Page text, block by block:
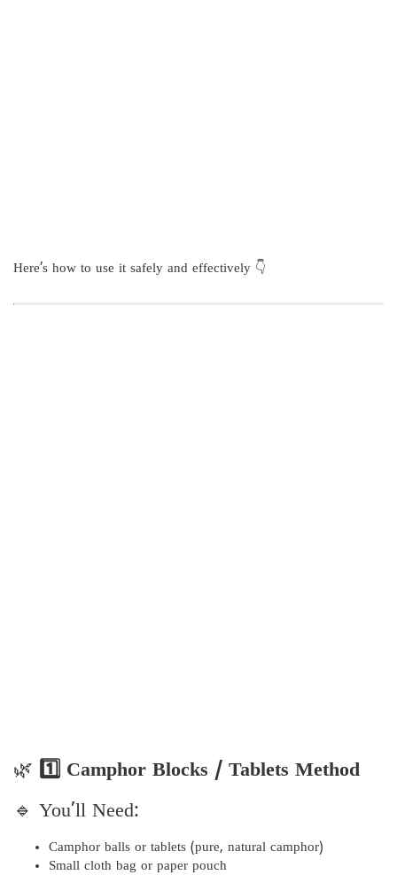
Here’s how to use it safely and effectively 👇
🌿 1️⃣ Camphor Blocks / Tablets Method
🔹 You’ll Need:
Camphor balls or tablets (pure, natural camphor)
Small cloth bag or paper pouch